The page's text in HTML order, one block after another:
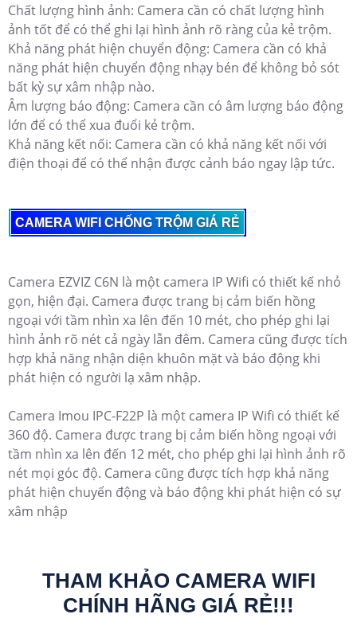
Chất lượng hình ảnh: Camera cần có chất lượng hình
ảnh tốt để có thể ghi lại hình ảnh rõ ràng của kẻ trộm.
Khả năng phát hiện chuyển động: Camera cần có khả
năng phát hiện chuyển động nhạy bén để không bỏ sót
bất kỳ sự xâm nhập nào.
Âm lượng báo động: Camera cần có âm lượng báo động
lớn để có thể xua đuổi kẻ trộm.
Khả năng kết nối: Camera cần có khả năng kết nối với
điện thoại để có thể nhận được cảnh báo ngay lập tức.
CAMERA WIFI CHỐNG TRỘM GIÁ RẺ
Camera EZVIZ C6N là một camera IP Wifi có thiết kế nhỏ
gọn, hiện đại. Camera được trang bị cảm biến hồng
ngoại với tầm nhìn xa lên đến 10 mét, cho phép ghi lại
hình ảnh rõ nét cả ngày lẫn đêm. Camera cũng được tích
hợp khả năng nhận diện khuôn mặt và báo động khi
phát hiện có người lạ xâm nhập.
Camera Imou IPC-F22P là một camera IP Wifi có thiết kế
360 độ. Camera được trang bị cảm biến hồng ngoại với
tầm nhìn xa lên đến 12 mét, cho phép ghi lại hình ảnh rõ
nét mọi góc độ. Camera cũng được tích hợp khả năng
phát hiện chuyển động và báo động khi phát hiện có sự
xâm nhập
THAM KHẢO CAMERA WIFI
CHÍNH HÃNG GIÁ RẺ!!!